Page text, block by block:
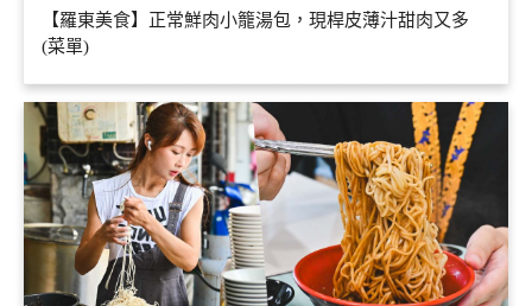
【羅東美食】正常鮮肉小籠湯包，現桿皮薄汁甜肉又多
(菜單)